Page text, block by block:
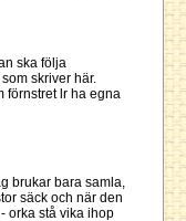
ska följa
skriver här.
förnstret lr ha egna
brukar bara samla,
säck och när den
orka stå vika ihop